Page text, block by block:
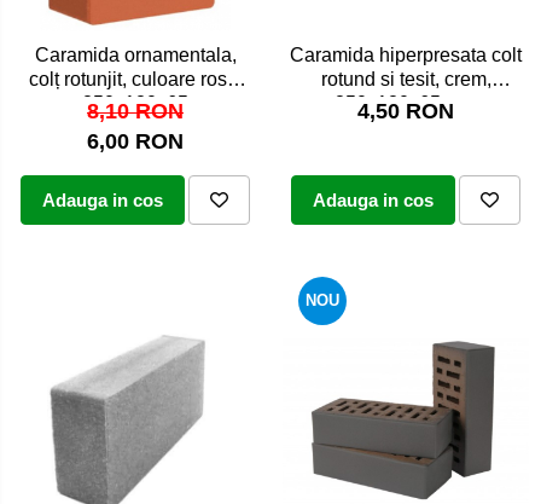
Caramida ornamentala,
colț rotunjit, culoare rosu,
250x120x65
8,10 RON
6,00 RON
Adauga in cos
Caramida hiperpresata colt
rotund si tesit, crem,
250x120x65 mm
4,50 RON
Adauga in cos
NOU